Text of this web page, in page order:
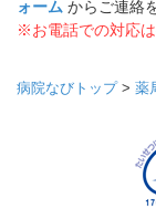
ォーム からご連絡
※お電話での対応
病院なびトップ> 薬